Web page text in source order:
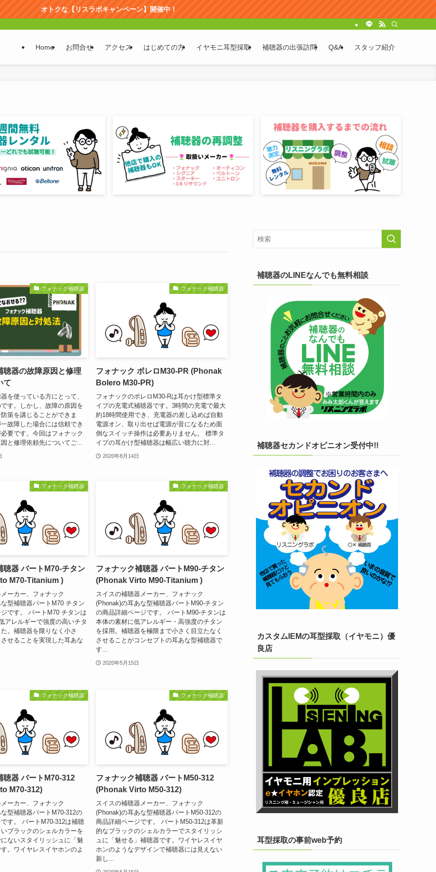
オトクな【リスラボキャンペーン】開催中！
Home お問合せ アクセス はじめての方 イヤモニ耳型採取 補聴器の出張訪問 Q&A スタッフ紹介
フォナック補聴器
聴器の故障原因と修理
て
を使っている方にとって、
す。しかし、故障の原因を
策を講じることができま
故障した場合には信頼でき
要です。今回はフォナック
と修理依頼先についてご...
フォナック補聴器
フォナック ボレロM30-PR (Phonak
Bolero M30-PR)
フォナックのボレロM30-Rは耳かけ型標準タ
イプの充電式補聴器です。3時間の充電で最大
約18時間使用でき、充電器の差し込めば自動
電源オン、取り出せば電源が音になるため面
倒なスイッチ操作は必要ありません。 標準タ
イプの耳かけ型補聴器は幅広い聴力に対...
2020年8月14日
フォナック補聴器
聴器 バートM70-チタン
M70-Titanium )
ーカー、フォナック
型補聴器バートM70 チタン
です。 バートM70 チタンは
アレルギーで強度の高いチタ
。補聴器を限りなく小さ
せることを実現した耳あな
フォナック補聴器
フォナック補聴器 バートM90-チタン
(Phonak Virto M90-Titanium )
スイスの補聴器メーカー、フォナック
(Phonak)の耳あな型補聴器バートM90-チタン
の商品詳細ページです。 バートM90-チタンは
本体の素材に低アレルギー・高強度のチタン
を採用。補聴器を極限まで小さく目立たなく
させることがコンセプトの耳あな型補聴器で
す...
2020年5月15日
フォナック補聴器
聴器 バートM70-312
M70-312)
ーカー、フォナック
型補聴器バートM70-312の
す。 バートM70-312は補聴
ブラックのシェルカラーを
ないスタイリッシュに「魅
。ワイヤレスイヤホンのよ
フォナック補聴器
フォナック補聴器 バートM50-312
(Phonak Virto M50-312)
スイスの補聴器メーカー、フォナック
(Phonak)の耳あな型補聴器バートM50-312の
商品詳細ページです。 バートM50-312は革新
的なブラックのシェルカラーでスタイリッシ
ュに「魅せる」補聴器です。ワイヤレスイヤ
ホンのようなデザインで補聴器には見えない
新し...
補聴器のLINEなんでも無料相談
補聴器セカンドオピニオン受付中!!
カスタムIEMの耳型採取（イヤモニ）優
良店
耳型採取の事前web予約